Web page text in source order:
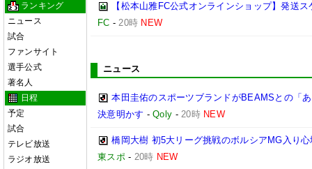
ランキング
ニュース
試合
ファンサイト
選手公式
著名人
日程
予定
試合
テレビ放送
ラジオ放送
【松本山雅FC公式オンラインショップ】発送
FC -20時 NEW
ニュース
本田圭佑のスポーツブランドがBEAMSとの「
決意明かす -Qoly -20時 NEW
橋岡大樹 初5大リーグ挑戦のボルシアMG入り
東スポ- 20時 NEW